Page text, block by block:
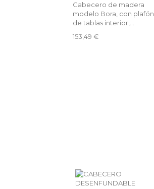
Cabecero de madera
modelo Bora, con plafón
de tablas interior,...
153,49 €